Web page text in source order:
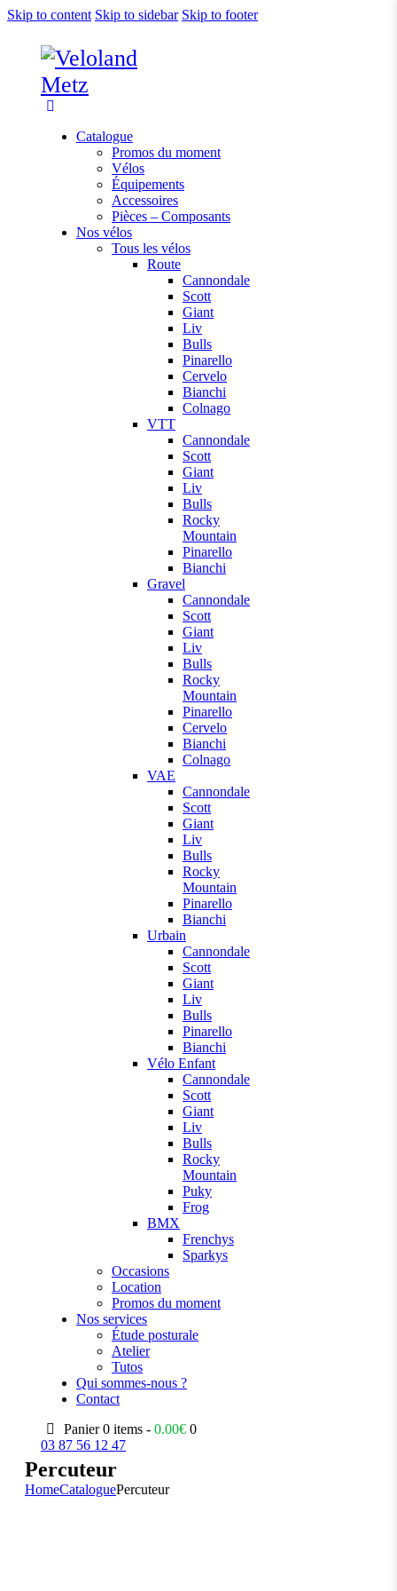
Skip to content Skip to sidebar Skip to footer
Catalogue
Promos du moment
Vélos
Équipements
Accessoires
Pièces – Composants
Nos vélos
Tous les vélos
Route
Cannondale
Scott
Giant
Liv
Bulls
Pinarello
Cervelo
Bianchi
Colnago
VTT
Cannondale
Scott
Giant
Liv
Bulls
Rocky
Mountain
Pinarello
Bianchi
Gravel
Cannondale
Scott
Giant
Liv
Bulls
Rocky
Mountain
Pinarello
Cervelo
Bianchi
Colnago
VAE
Cannondale
Scott
Giant
Liv
Bulls
Rocky
Mountain
Pinarello
Bianchi
Urbain
Cannondale
Scott
Giant
Liv
Bulls
Pinarello
Bianchi
Vélo Enfant
Cannondale
Scott
Giant
Liv
Bulls
Rocky
Mountain
Puky
Frog
BMX
Frenchys
Sparkys
Occasions
Location
Promos du moment
Nos services
Étude posturale
Atelier
Tutos
Qui sommes-nous ?
Contact
Panier 0 items -0.00€ 0
03 87 56 12 47
Percuteur
HomeCataloguePercuteur